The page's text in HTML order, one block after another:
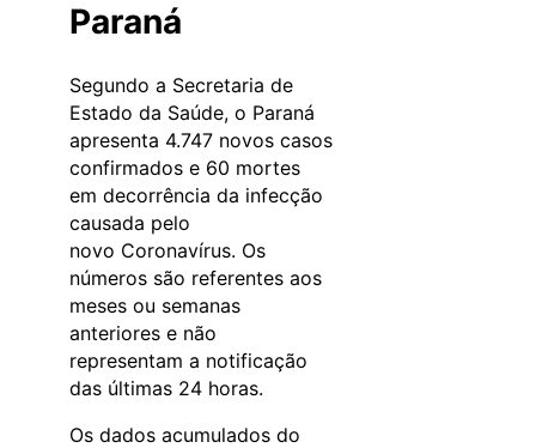
Paraná
Segundo a Secretaria de
Estado da Saúde, o Paraná
apresenta 4.747 novos casos
confirmados e 60 mortes
em decorrência da infecção
causada pelo
novo Coronavírus. Os
números são referentes aos
meses ou semanas
anteriores e não
representam a notificação
das últimas 24 horas.
Os dados acumulados do